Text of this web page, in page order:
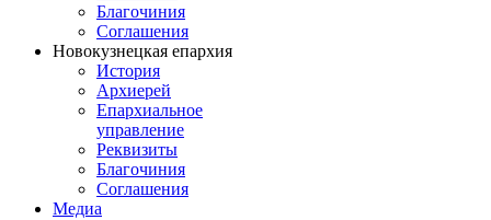
Благочиния
Соглашения
Новокузнецкая епархия
История
Архиерей
Епархиальное
управление
Реквизиты
Благочиния
Соглашения
Медиа